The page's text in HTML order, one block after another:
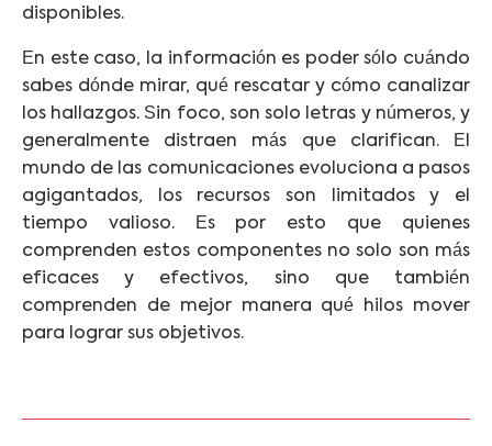
disponibles.
En este caso, la información es poder sólo cuándo
sabes dónde mirar, qué rescatar y cómo canalizar
los hallazgos. Sin foco, son solo letras y números, y
generalmente distraen más que clarifican. El
mundo de las comunicaciones evoluciona a pasos
agigantados, los recursos son limitados y el
tiempo valioso. Es por esto que quienes
comprenden estos componentes no solo son más
eficaces y efectivos, sino que también
comprenden de mejor manera qué hilos mover
para lograr sus objetivos.